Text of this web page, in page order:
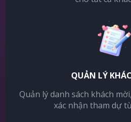
QUẢN LÝ
Quản lý danh sách khách
xác nhận tham dự